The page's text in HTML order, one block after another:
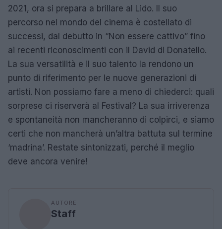
2021, ora si prepara a brillare al Lido. Il suo
percorso nel mondo del cinema è costellato di
successi, dal debutto in “Non essere cattivo” fino
ai recenti riconoscimenti con il David di Donatello.
La sua versatilità e il suo talento la rendono un
punto di riferimento per le nuove generazioni di
artisti. Non possiamo fare a meno di chiederci: quali
sorprese ci riserverà al Festival? La sua irriverenza
e spontaneità non mancheranno di colpirci, e siamo
certi che non mancherà un’altra battuta sul termine
‘madrina’. Restate sintonizzati, perché il meglio
deve ancora venire!
AUTORE
Staff